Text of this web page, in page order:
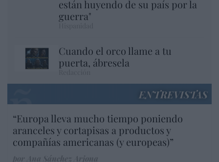
están huyendo de su país por la
guerra"
Cuando el orco llame a tu
puerta, ábresela
ENTREVISTAS
“Europa lleva mucho tiempo poniendo
aranceles y cortapisas a productos y
compañías americanas (y europeas)”